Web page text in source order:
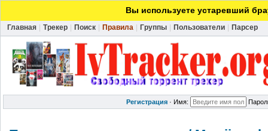
Вы используете устаревший
Главная Трекер Поиск Правила Группы Пользователи Парсер
Регистрация · Имя: